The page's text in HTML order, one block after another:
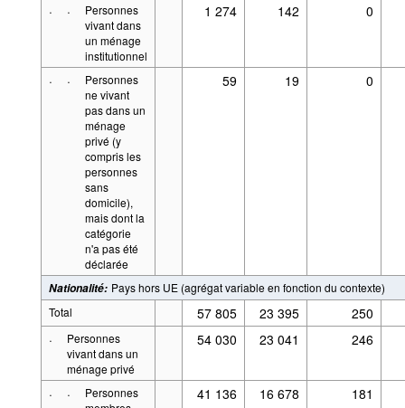
· ·
Personnes
vivant dans
un ménage
institutionnel
1 274 142 0
· ·
Personnes
ne vivant
pas dans un
ménage
privé (y
compris les
personnes
sans
domicile),
mais dont la
catégorie
n'a pas été
déclarée
59 19 0
Nationalité: Pays hors UE (agrégat variable en fonction du contexte)
Total
57 805 23 395
250
·
Personnes
vivant dans un
ménage privé
54 030 23 041 246
· ·
Personnes
41 136 16 678 181